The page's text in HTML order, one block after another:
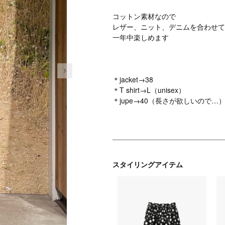
コットン素材なので
レザー、ニット、デニムを合わせて
一年中楽しめます
＊jacket→38
＊T shirt→L（unisex）
＊jupe→40（長さが欲しいので…）
スタイリングアイテム